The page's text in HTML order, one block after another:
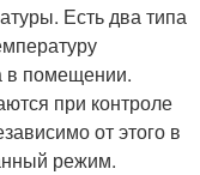
Есть два типа
в помещении.
при контроле
от этого в
режим.